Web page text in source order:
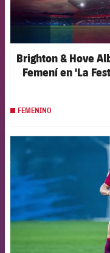
Brighton & Hove
Femení en 'La
FEMENINO